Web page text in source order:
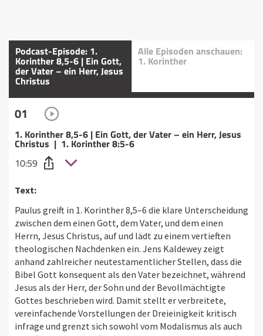
Podcast-Episode: 1.
Korinther 8,5-6 | Ein Gott,
der Vater – ein Herr, Jesus
Christus
Alle Episoden anschauen:
1. Korinther
01
1. Korinther 8,5-6 | Ein Gott, der Vater – ein Herr, Jesus
Christus | 1. Korinther 8:5-6
10:59
Text:
Paulus greift in 1. Korinther 8,5–6 die klare Unterscheidung
zwischen dem einen Gott, dem Vater, und dem einen
Herrn, Jesus Christus, auf und lädt zu einem vertieften
theologischen Nachdenken ein. Jens Kaldewey zeigt
anhand zahlreicher neutestamentlicher Stellen, dass die
Bibel Gott konsequent als den Vater bezeichnet, während
Jesus als der Herr, der Sohn und der Bevollmächtigte
Gottes beschrieben wird. Damit stellt er verbreitete,
vereinfachende Vorstellungen der Dreieinigkeit kritisch
infrage und grenzt sich sowohl vom Modalismus als auch